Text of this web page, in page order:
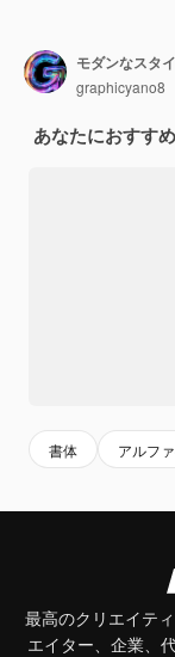
モダンなスタ
graphicyano8
あなたにおすす
書体 アルフ
最高のクリエイテ
エイター、企業、